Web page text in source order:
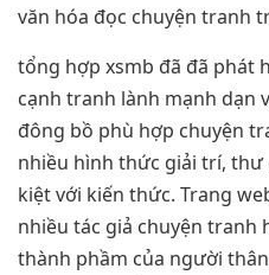
văn hóa đọc chuyện tranh
tổng hợp xsmb đã đã phát
cạnh tranh lành mạnh dạn
đông bồ phù hợp chuyện
nhiều hình thức giải trí,
kiệt với kiến thức. Trang
nhiều tác giả chuyện tranh
thành phầm của người